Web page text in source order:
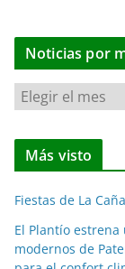
Noticias por
N
o
t
i
a
s
Más visto
Fiestas de La
El Plantío
modernos de